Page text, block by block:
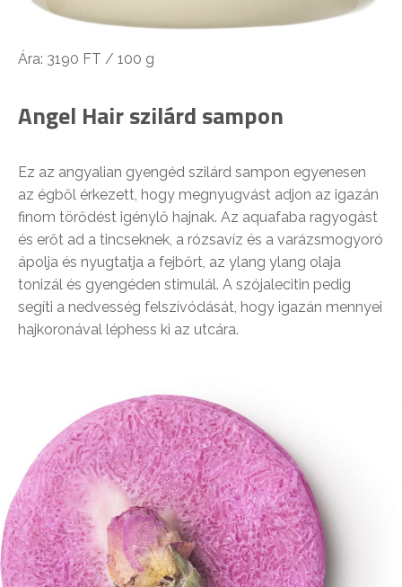
Ára: 3190 FT / 100 g
Angel Hair szilárd sampon
Ez az angyalian gyengéd szilárd sampon egyenesen
az égből érkezett, hogy megnyugvást adjon az igazán
finom törődést igénylő hajnak. Az aquafaba ragyogást
és erőt ad a tincseknek, a rózsavíz és a varázsmogyoró
ápolja és nyugtatja a fejbőrt, az ylang ylang olaja
tonizál és gyengéden stimulál. A szójalecitin pedig
segíti a nedvesség felszívódását, hogy igazán mennyei
hajkoronával léphess ki az utcára.